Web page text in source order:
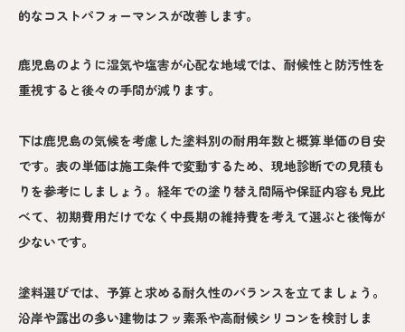
的なコストパフォーマンスが改善します。
鹿児島のように湿気や塩害が心配な地域では、耐候性と防汚性を
重視すると後々の手間が減ります。
下は鹿児島の気候を考慮した塗料別の耐用年数と概算単価の目安
です。表の単価は施工条件で変動するため、現地診断での見積も
りを参考にしましょう。経年での塗り替え間隔や保証内容も見比
べて、初期費用だけでなく中長期の維持費を考えて選ぶと後悔が
少ないです。
塗料選びでは、予算と求める耐久性のバランスを立てましょう。
沿岸や露出の多い建物はフッ素系や高耐候シリコンを検討しま